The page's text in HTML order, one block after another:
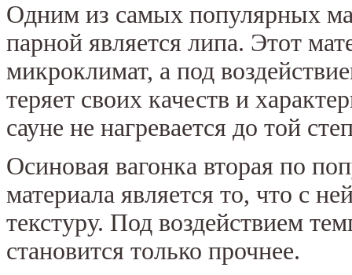
Одним из самых популярных
парной является липа. Этот
микроклимат, а под
теряет своих качеств и
сауне не нагревается до той
Осиновая вагонка вторая по
материала является то, что с
текстуру. Под воздействием
становится только прочнее.